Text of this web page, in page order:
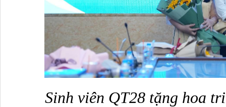
Sinh viên QT28 tặng hoa